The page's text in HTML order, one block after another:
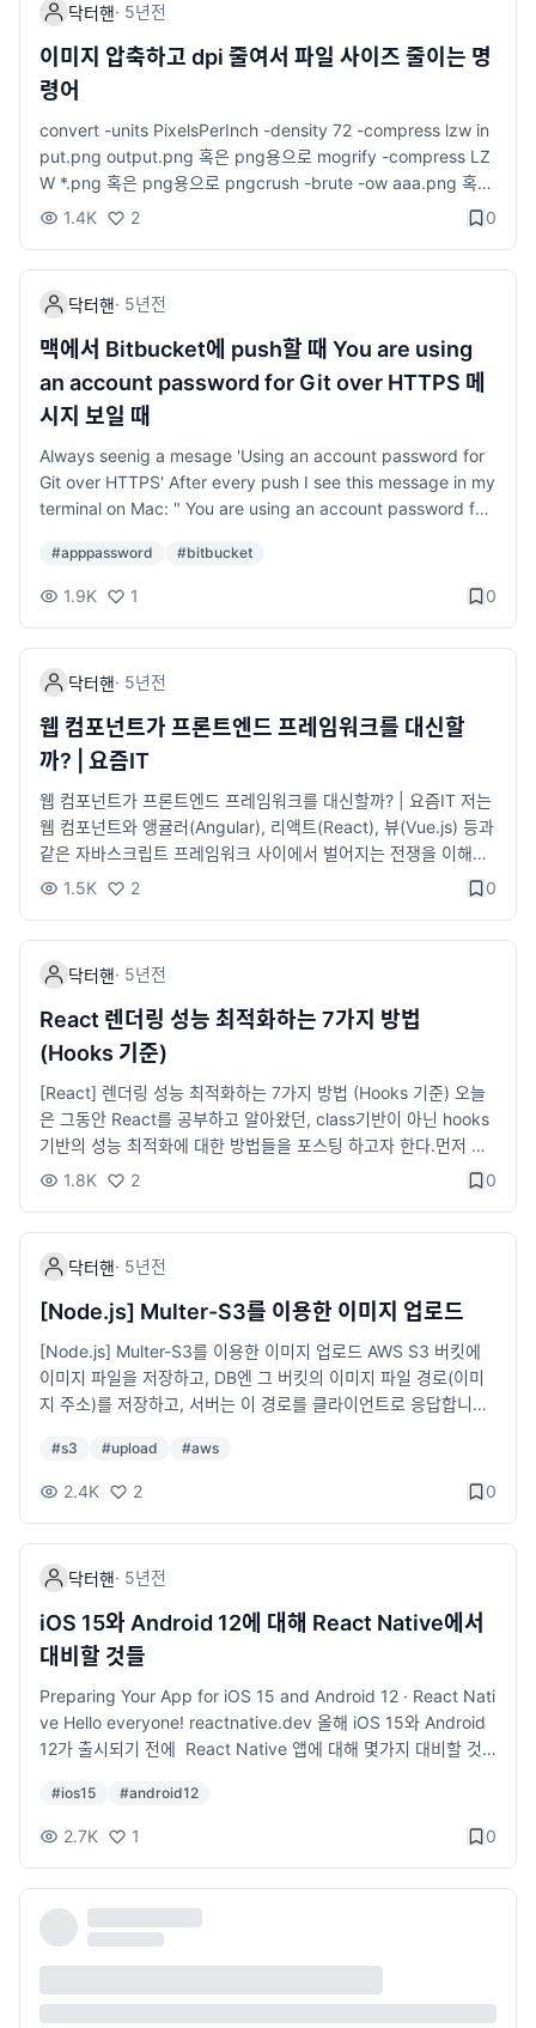
닥터핸· 5년전
이미지 압축하고 dpi 줄여서 파일 사이즈 줄이는 명
령어
convert -units PixelsPerInch -density 72 -compress lzw in
put.png output.png 혹은 png용으로 mogrify -compress LZ
W *.png 혹은 png용으로 pngcrush -brute -ow aaa.png 혹은
jpg용으로 jpegoptim *.jpg --strip-all 혹은 png용으로 optipn
# png 한꺼번에 처리할때는 find . -name "*.png" -exec sudo
pngcrush -ow {} \; # 혹은 find . -type f -iname "*.png" -prin
t0 | xargs -I {} -0 optipng -o5 -quiet -keep -preserve -log
optipng.log "{}" 참고로 png 파일에 적용시 CPU를 많이 차지함
1.4K 2 0
닥터핸· 5년전
맥에서 Bitbucket에 push할 때 You are using
an account password for Git over HTTPS 메
시지 보일 때
Always seenig a mesage 'Using an account password for
Git over HTTPS' After every push I see this message in my
terminal on Mac: " You are using an account password for
ed to use app passwords remote: for Git over HTTPS. To
avoid any disruptions, change the password used in your
not have GCM. This is how I solved the problem: 1. Instal
l GCM: brew tap microsoft/git brew install --cask git-cred
ential-manager-core See details: https://docs.github.co
m/en/get-started/getting-started-with-git/caching-your-g
ithub-credentials-in-git 2. Create BitBucket app passwor
d. See steps: https://bitbucket.org/blog/deprecating-atla
ssian-account-password-for-bitbucket-api-and-git-activit
y 3. When I push first time, GCM asked my password. An
d I did not see the remote message anymore 위 설정 후 gi
t push 하면 Atlassian 로그인 창이 뜸. 이 때 패스워드 부분에 위
#apppassword #bitbucket
1.9K 1 0
닥터핸· 5년전
웹 컴포넌트가 프론트엔드 프레임워크를 대신할
까? | 요즘IT
웹 컴포넌트가 프론트엔드 프레임워크를 대신할까? | 요즘IT 저는
웹 컴포넌트와 앵귤러(Angular), 리액트(React), 뷰(Vue.js) 등과
같은 자바스크립트 프레임워크 사이에서 벌어지는 전쟁을 이해할
수 없습니다. 오히려 이 둘을 결합하면 훨씬 쉽고 효율적인 프론트
되는 내용인 것 같네요 🤔
1.5K 2 0
닥터핸· 5년전
React 렌더링 성능 최적화하는 7가지 방법
(Hooks 기준)
[React] 렌더링 성능 최적화하는 7가지 방법 (Hooks 기준) 오늘
은 그동안 React를 공부하고 알아왔던, class기반이 아닌 hooks
기반의 성능 최적화에 대한 방법들을 포스팅 하고자 한다.먼저 컴
포넌트의 리렌더링 되는 조건은 아래와 같다.부모에서 전달받은 p
고 있음.🙂 useMemo React.memo 컴포넌트 메모이제이션 use
Callback 자식 컴포넌트의 props로 객체를 넘겨줄 경우 변형하
지말고 넘겨주기 컴포넌트를 매핑할 때에는 key값으로 index를
사용하지 않는다. useState의 함수형 업데이트 Input에 onChag
e 최적화
1.8K 2 0
닥터핸· 5년전
[Node.js] Multer-S3를 이용한 이미지 업로드
[Node.js] Multer-S3를 이용한 이미지 업로드 AWS S3 버킷에
이미지 파일을 저장하고, DB엔 그 버킷의 이미지 파일 경로(이미
지 주소)를 저장하고, 서버는 이 경로를 클라이언트로 응답합니다.
URL 경로는 DB에 저장하고자 하는 경우 Multer-S3와 AWS-SD
K 모듈을 이용하여 구현하는 방법을 설명합니다😊 const multer
_dirname + '/../config/s3.json'); const s3 = new aws.S3(); c
onst upload = multer({ storage: multerS3({ s3: s3, bucket:
'YOUR BUCKET NAME', acl: 'public-read', contentType: mu
lterS3.AUTO_CONTENT_TYPE, key: function (req, file, cb)
{ cb(null, `${Date.now()}_${file.originalname}`); }, }), }); mo
dule.exports = upload;
#s3 #upload #aws
2.4K 2 0
닥터핸· 5년전
iOS 15와 Android 12에 대해 React Native에서
대비할 것들
Preparing Your App for iOS 15 and Android 12 · React Nati
ve Hello everyone! reactnative.dev 올해 iOS 15와 Android
12가 출시되기 전에 React Native 앱에 대해 몇가지 대비할 것
지 단어를 추천하는 기능입니다. iOS 15에서는 autoCorrect를 f
alse로 지정해도 퀵타입 바가 비활성화되지 않습니다. 퀵타입 바
타입 바가 없는 맞춤법 검사는 더 이상 지원하지 않습니다. <TextI
nput placeholder="something" autoCorrect={false} spellC
해결하려면 https://developer.apple.com/forums/thread/68
#ios15 #android12
2.7K 1 0